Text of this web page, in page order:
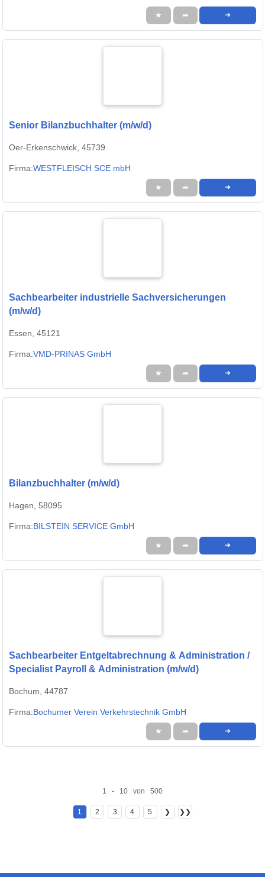
★ ➦ ➜
Senior Bilanzbuchhalter (m/w/d)
Oer-Erkenschwick, 45739
Firma:WESTFLEISCH SCE mbH
★ ➦ ➜
Sachbearbeiter industrielle Sachversicherungen
(m/w/d)
Essen, 45121
Firma:VMD-PRINAS GmbH
★ ➦ ➜
Bilanzbuchhalter (m/w/d)
Hagen, 58095
Firma:BILSTEIN SERVICE GmbH
★ ➦ ➜
Sachbearbeiter Entgeltabrechnung & Administration /
Specialist Payroll & Administration (m/w/d)
Bochum, 44787
Firma:Bochumer Verein Verkehrstechnik GmbH
★ ➦ ➜
1 - 10 von 500
1 2 3 4 5 ❯ ❯❯